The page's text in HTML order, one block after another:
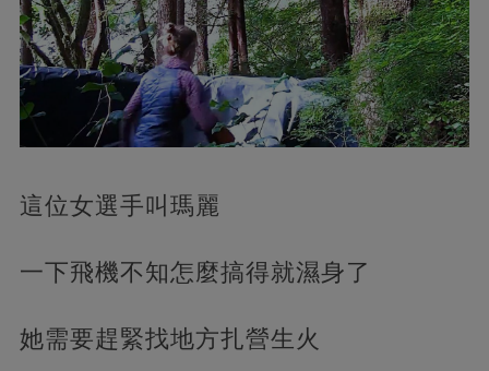
這位女選手叫瑪麗
一下飛機不知怎麼搞得就濕身了
她需要趕緊找地方扎營生火